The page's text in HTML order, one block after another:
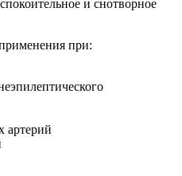
и снотворное
при:
артерий